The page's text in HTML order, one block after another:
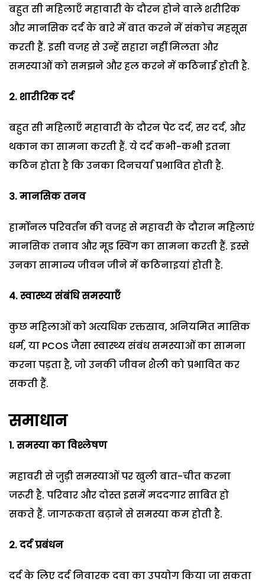
बहुत सी महिलाएँ महावारी के दौरन होने वाले शरीरिक
और मानसिक दर्द के बारे में बात करने में संकोच महसूस
करती हैं. इसी वजह से उन्हें सहारा नहीं मिलता और
समस्याओं को समझने और हल करने में कठिनाई होती है.
2. शारीरिक दर्द
बहुत सी महिलाएँ महावारी के दौरन पेट दर्द, सर दर्द, और
थकान का सामना करती हैं. ये दर्द कभी-कभी इतना
कठिन होता है कि उनका दिनचर्या प्रभावित होती है.
3. मानसिक तनव
हार्मोनल परिवर्तन की वजह से महावरी के दौरान महिलाएं
मानसिक तनाव और मूड स्विंग का सामना करती हैं. इस्से
उनका सामान्य जीवन जीने में कठिनाइयां होती है.
4. स्वास्थ्य संबंधि समस्याएँ
कुछ महिलाओं को अत्यधिक रक्तस्राव, अनियमित मासिक
धर्म, या PCOS जैसा स्वास्थ्य संबंध समस्याओं का सामना
करना पड़ता है, जो उनकी जीवन शैली को प्रभावित कर
सकती हैं.
समाधान
1. समस्या का विश्लेषण
महावरी से जुड़ी समस्याओं पर खुली बात-चीत करना
जरूरी है. परिवार और दोस्त इसमें मददगार साबित हो
सकते हैं. जागरूकता बढ़ाने से समस्या कम होती है.
2. दर्द प्रबंधन
दर्द के लिए दर्द निवारक दवा का उपयोग किया जा सकता